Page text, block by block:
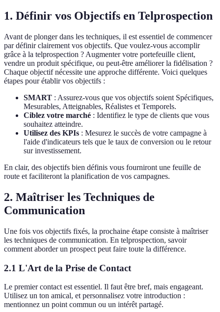
1. Définir vos Objectifs en Telprospection
Avant de plonger dans les techniques, il est essentiel de commencer
par définir clairement vos objectifs. Que voulez-vous accomplir
grâce à la telprospection ? Augmenter votre portefeuille client,
vendre un produit spécifique, ou peut-être améliorer la fidélisation ?
Chaque objectif nécessite une approche différente. Voici quelques
étapes pour établir vos objectifs :
SMART : Assurez-vous que vos objectifs soient Spécifiques,
Mesurables, Atteignables, Réalistes et Temporels.
Ciblez votre marché : Identifiez le type de clients que vous
souhaitez atteindre.
Utilisez des KPIs : Mesurez le succès de votre campagne à
l'aide d'indicateurs tels que le taux de conversion ou le retour
sur investissement.
En clair, des objectifs bien définis vous fourniront une feuille de
route et faciliteront la planification de vos campagnes.
2. Maîtriser les Techniques de
Communication
Une fois vos objectifs fixés, la prochaine étape consiste à maîtriser
les techniques de communication. En telprospection, savoir
comment aborder un prospect peut faire toute la différence.
2.1 L'Art de la Prise de Contact
Le premier contact est essentiel. Il faut être bref, mais engageant.
Utilisez un ton amical, et personnalisez votre introduction :
mentionnez un point commun ou un intérêt partagé.